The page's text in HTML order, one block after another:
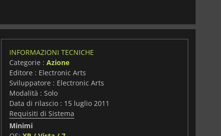
INFORMAZIONI TECNICHE
Categorie : Azione
Editore : Electronic Arts
Sviluppatore : Electronic Arts
Modalità : Solo
Data di rilascio : 15 luglio 2011
Requisiti di Sistema
Minimi